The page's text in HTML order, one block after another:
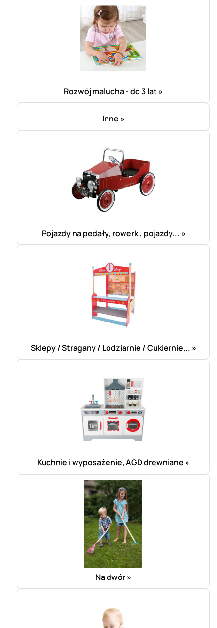
Rozwój malucha - do 3 lat »
Inne »
Pojazdy na pedały, rowerki, pojazdy... »
Sklepy / Stragany / Lodziarnie / Cukiernie... »
Kuchnie i wyposażenie, AGD drewniane »
Na dwór »